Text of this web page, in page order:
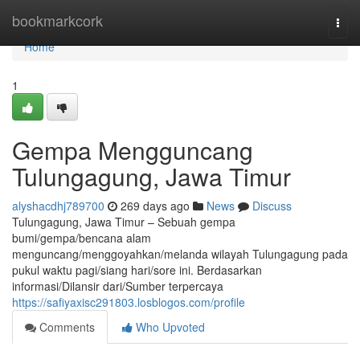
bookmarkcork
Home
Home
1
Gempa Mengguncang
Tulungagung, Jawa Timur
alyshacdhj789700 269 days ago News
Discuss
Tulungagung, Jawa Timur – Sebuah gempa
bumi/gempa/bencana alam
menguncang/menggoyahkan/melanda wilayah Tulungagung pada
pukul waktu pagi/siang hari/sore ini. Berdasarkan
informasi/Dilansir dari/Sumber terpercaya
https://safiyaxisc291803.losblogos.com/profile
Comments
Who Upvoted